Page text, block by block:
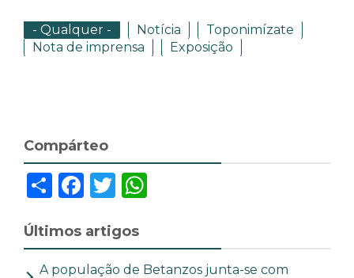
- Qualquer - Notícia
Toponimízate
Nota de imprensa
Exposição
Compárteo
Últimos artigos
A população de Betanzos junta-se com